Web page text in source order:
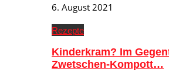
6. August 2021
Rezepte
Kinderkram? Im
Zwetschen-Kompott…